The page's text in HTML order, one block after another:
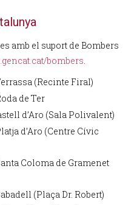
amb el suport de Bombers
bombers.
(Recinte Firal)
de Ter
d’Aro (Sala Polivalent)
d’Aro (Centre Cívic
Coloma de Gramenet
(Plaça Dr. Robert)